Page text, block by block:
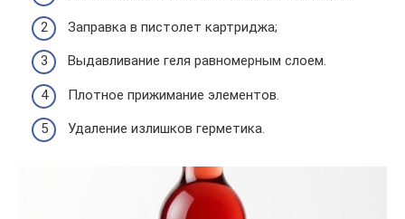
Заправка в пистолет картриджа;
Выдавливание геля равномерным слоем.
Плотное прижимание элементов.
Удаление излишков герметика.